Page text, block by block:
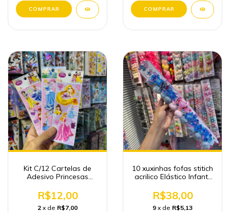
Kit C/12 Cartelas de
Adesivo Princesas
Atacado
R$12,00
2 x de R$7,00
10 xuxinhas fofas stitich
acrilico Elástico Infantil
R$38,00
9 x de R$5,13